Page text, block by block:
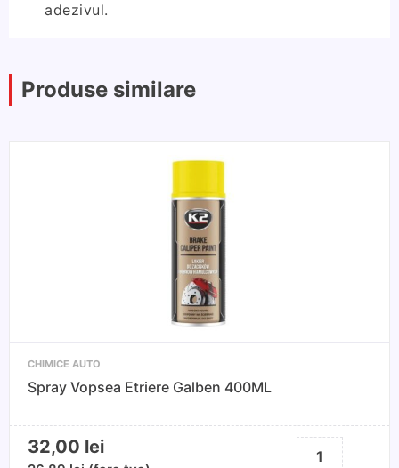
adezivul.
Produse similare
CHIMICE AUTO
Spray Vopsea Etriere Galben 400ML
32,00 lei
Cantitate